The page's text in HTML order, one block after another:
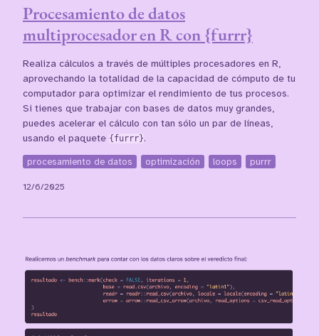
Procesamiento de datos
multiprocesador en R con {furrr}
Realiza cálculos a través de múltiples procesadores en R,
aprovechando la totalidad de la capacidad de cómputo de tu
computador para optimizar el rendimiento de tus procesos.
Si tienes que trabajar con bases de datos muy grandes,
puedes acelerar el cálculo con tan sólo un par de líneas,
usando el paquete {furrr}.
procesamiento de datos optimización loops purrr
12/6/2025